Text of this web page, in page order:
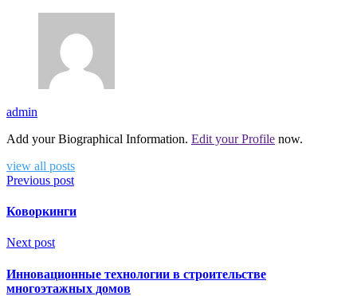
admin
Add your Biographical Information. Edit your Profile now.
view all posts
Previous post
Коворкинги
Next post
Инновационные технологии в строительстве
многоэтажных домов